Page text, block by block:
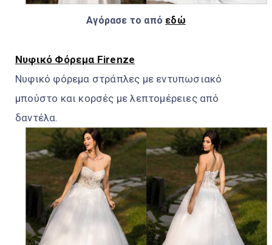
Αγόρασε το από εδώ
Νυφικό Φόρεμα Firenze
Νυφικό φόρεμα στράπλες με εντυπωσιακό
μπούστο και κορσές με λεπτομέρειες από
δαντέλα.